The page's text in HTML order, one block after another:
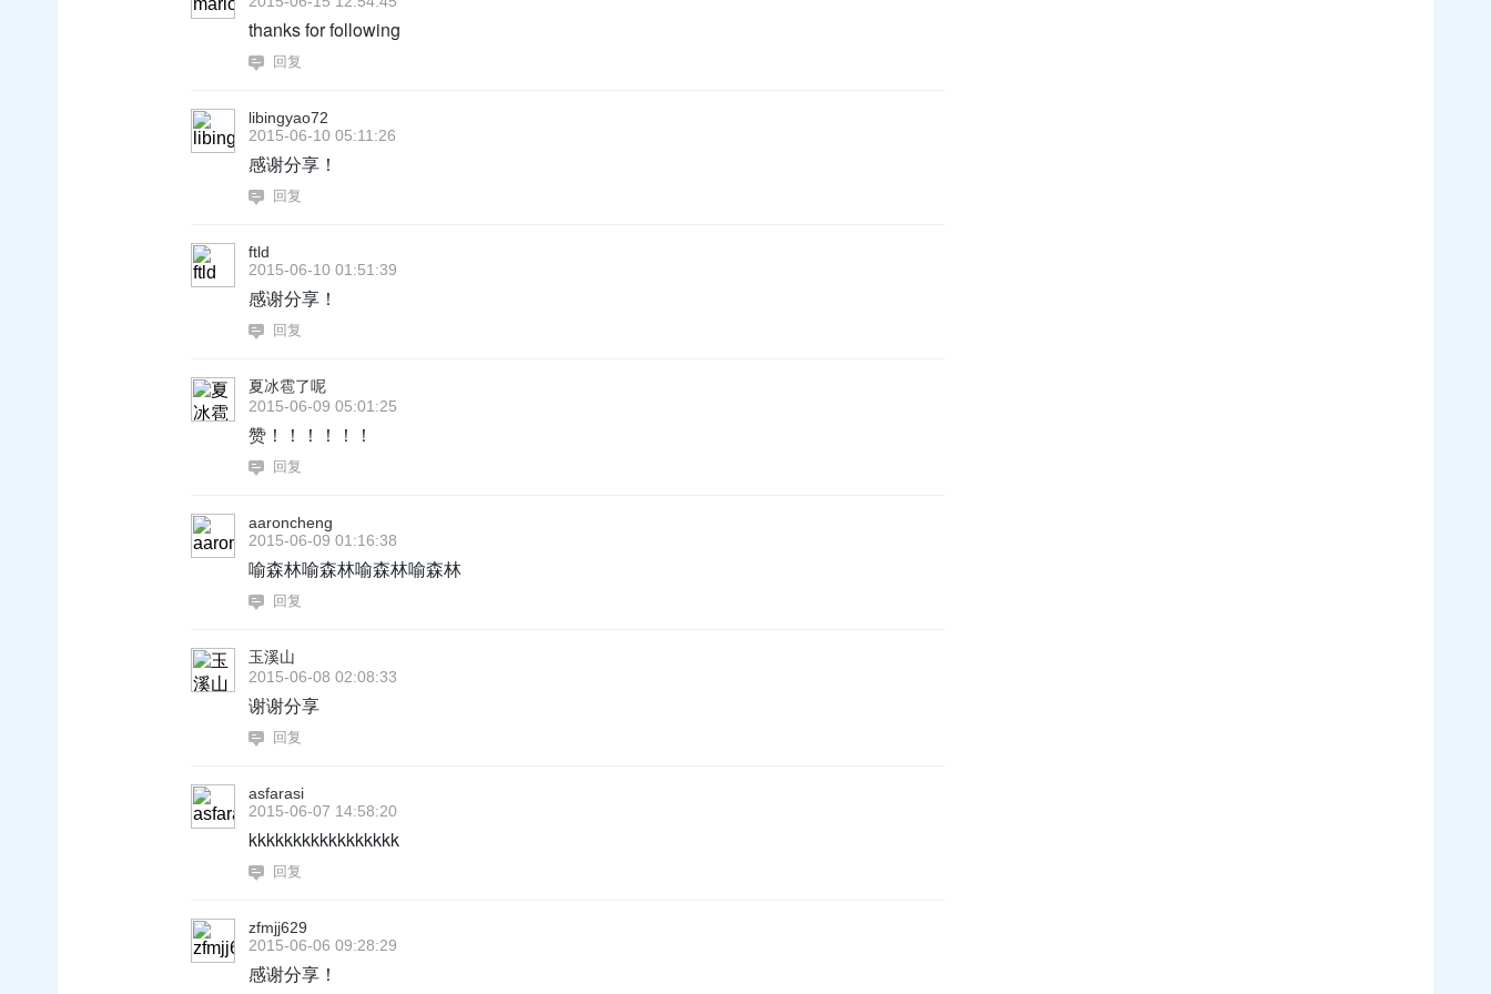
thanks for following
回复
libingyao72
2015-06-10 05:11:26
感谢分享！
回复
ftld
2015-06-10 01:51:39
感谢分享！
回复
夏冰雹了呢
2015-06-09 05:01:25
赞！！！！！！
回复
aaroncheng
2015-06-09 01:16:38
喻森林喻森林喻森林喻森林
回复
玉溪山
2015-06-08 02:08:33
谢谢分享
回复
asfarasi
2015-06-07 14:58:20
kkkkkkkkkkkkkkkkk
回复
zfmjj629
2015-06-06 09:28:29
感谢分享！